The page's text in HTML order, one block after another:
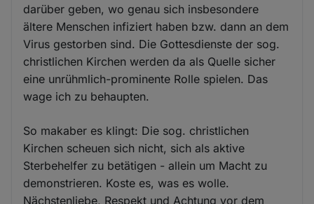
darüber geben, wo genau sich insbesondere
ältere Menschen infiziert haben bzw. dann an dem
Virus gestorben sind. Die Gottesdienste der sog.
christlichen Kirchen werden da als Quelle sicher
eine unrühmlich-prominente Rolle spielen. Das
wage ich zu behaupten.
So makaber es klingt: Die sog. christlichen
Kirchen scheuen sich nicht, sich als aktive
Sterbehelfer zu betätigen - allein um Macht zu
demonstrieren. Koste es, was es wolle.
Nächstenliebe, Respekt und Achtung vor dem